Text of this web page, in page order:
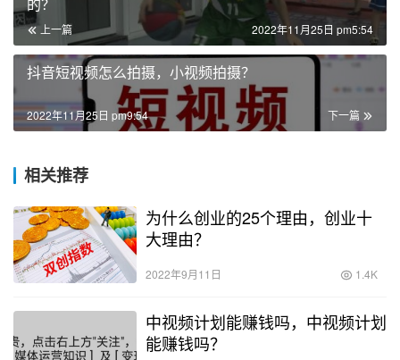
上一篇 2022年11月25日 pm5:54
抖音短视频怎么拍摄，小视频拍摄？
下一篇
2022年11月25日 pm9:54
相关推荐
为什么创业的25个理由，创业十
大理由？
2022年9月11日 1.4K
中视频计划能赚钱吗，中视频计划
能赚钱吗？